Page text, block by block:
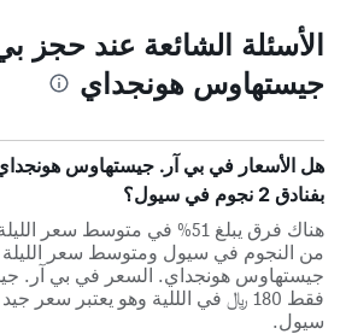
الأسئلة الشائعة عند حجز
جيستهاوس هونجداي
هل الأسعار في بي آر. جيستهاوس هونجداي
بفنادق 2 نجوم في سيول؟
من النجوم في سيول ومتوسط ​​سعر الليلة
جيستهاوس هونجداي. السعر في بي آر.
فقط 180 ﷼ في الللية وهو يعتبر سعر
سيول.